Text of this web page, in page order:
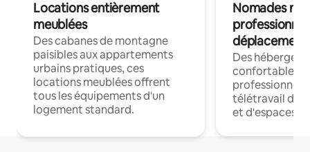
Locations entièrement
meublées
Des cabanes de montagne
paisibles aux appartements
urbains pratiques, ces
locations meublées offrent
tous les équipements d'un
logement standard.
Nomades
déplacement
Des
confortables
professionnels
télétravail
et d'espaces